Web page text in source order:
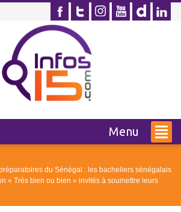
Menu
du Sénégal : les bacheliers sénégalais
« Très bien ou bien » invités à soumettre leurs